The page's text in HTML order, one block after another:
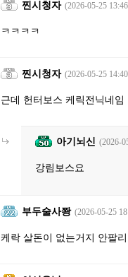
찐시청자 (2026-05-25
ㅋㅋㅋㅋ
찐시청자 (2026-05-25
근데 헌터보스 케릭전닉네
아기뇌신 (2026-
강림보스요
부두술사쫭 (2026-05-25
케락 살돈이 없는거지 안팔